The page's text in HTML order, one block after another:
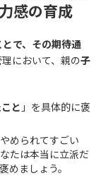
感の育成
で、その期待通
において、親の子
と 」を具体的に褒
められてすごい
たは本当に立派だ
めましょう。